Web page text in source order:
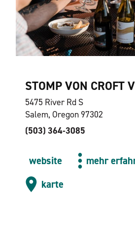
STOMP VON CROFT
5475 River Rd S
Salem, Oregon 97302
(503) 364-3085
website
mehr
karte